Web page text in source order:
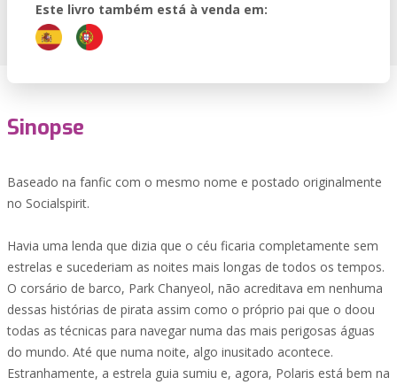
Este livro também está à venda em:
Sinopse
Baseado na fanfic com o mesmo nome e postado originalmente
no Socialspirit.
Havia uma lenda que dizia que o céu ficaria completamente sem
estrelas e sucederiam as noites mais longas de todos os tempos.
O corsário de barco, Park Chanyeol, não acreditava em nenhuma
dessas histórias de pirata assim como o próprio pai que o doou
todas as técnicas para navegar numa das mais perigosas águas
do mundo. Até que numa noite, algo inusitado acontece.
Estranhamente, a estrela guia sumiu e, agora, Polaris está bem na